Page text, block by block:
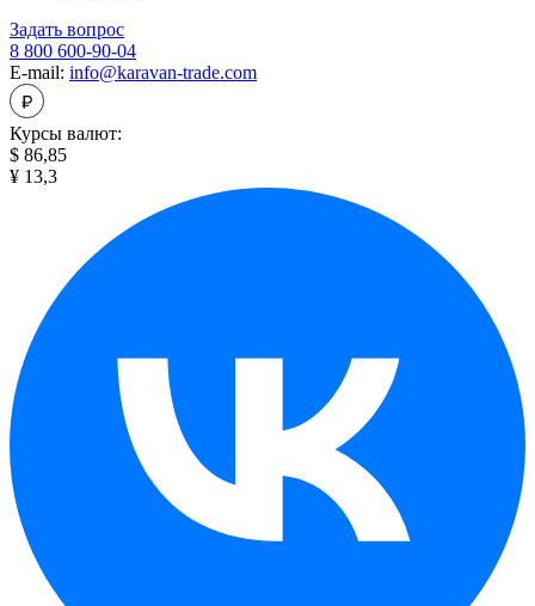
Задать вопрос
8 800 600-90-04
E-mail: info@karavan-trade.com
Курсы валют:
$ 86,85
¥ 13,3